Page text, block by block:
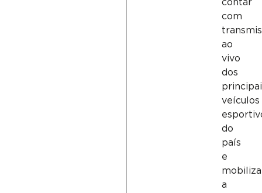
contar
com
ao
vivo
dos
veículos
do
país
e
mobiliza
a